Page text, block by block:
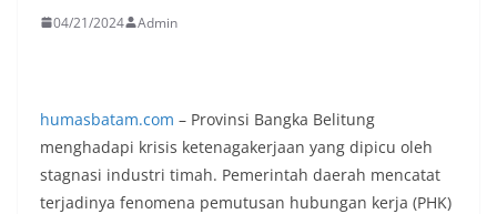
04/21/2024 Admin
humasbatam.com – Provinsi Bangka Belitung
menghadapi krisis ketenagakerjaan yang dipicu oleh
stagnasi industri timah. Pemerintah daerah mencatat
terjadinya fenomena pemutusan hubungan kerja (PHK)